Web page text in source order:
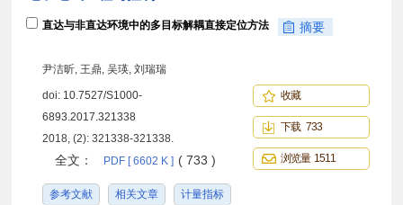
直达与非直达环境中的多目标解耦直接定位方法 摘要
尹洁昕, 王鼎, 吴瑛, 刘瑞瑞
doi: 10.7527/S1000-
6893.2017.321338
2018, (2): 321338-321338.
全文： PDF [ 6602 K ] ( 733 )
参考文献 相关文章 计量指标
收藏
下载 733
浏览量 1511